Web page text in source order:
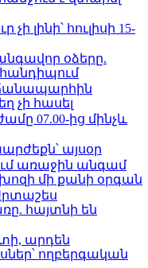
լինի՝ հուլիսի 15-
օձերը.
ճանապարհին
չի հասել
07.00-ից մինչև
այսօր
առաջին անգամ
մի քանի օրգան
հայտնի են
արդեն
ողբերգական